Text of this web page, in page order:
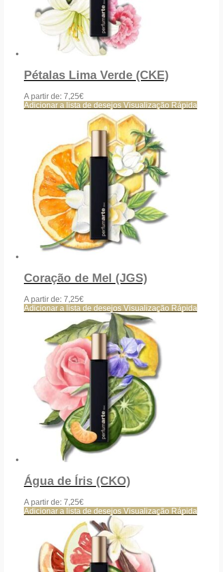
Pétalas Lima Verde (CKE)
A partir de: 7,25€
Adicionar a lista de desejos Visualização Rápida
Coração de Mel (JGS)
A partir de: 7,25€
Adicionar a lista de desejos Visualização Rápida
Água de Íris (CKO)
A partir de: 7,25€
Adicionar a lista de desejos Visualização Rápida